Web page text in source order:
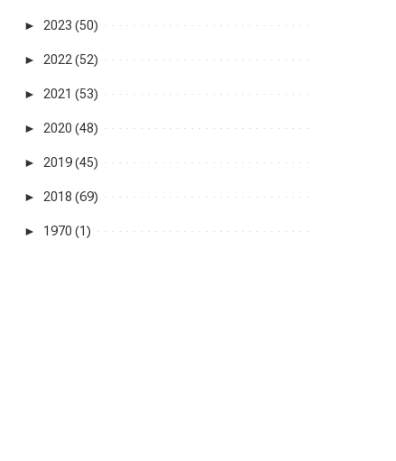
► 2023 (50)
► 2022 (52)
► 2021 (53)
► 2020 (48)
► 2019 (45)
► 2018 (69)
► 1970 (1)